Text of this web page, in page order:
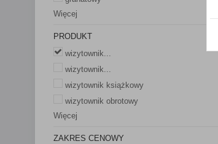
Więcej
PRODUKT
wizytownik...
wizytownik...
wizytownik książkowy
wizytownik obrotowy
Więcej
ZAKRES CENOWY